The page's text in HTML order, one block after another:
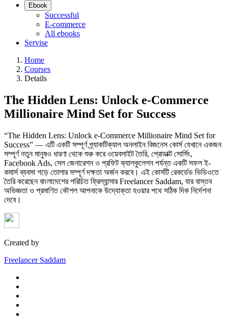
Ebook
Successful
E-commerce
All ebooks
Servise
Home
Courses
Details
The Hidden Lens: Unlock e-Commerce
Millionaire Mind Set for Success
“The Hidden Lens: Unlock e-Commerce Millionaire Mind Set for
Success” — এটি একটি সম্পূর্ণ প্র্যাকটিক্যাল অনলাইন বিজনেস কোর্স যেখানে একজন
সম্পূর্ণ নতুন মানুষও ধারণা থেকে শুরু করে ওয়েবসাইট তৈরি, প্রোডাক্ট সোর্সিং,
Facebook Ads, সেল জেনারেশন ও প্রফিট ক্যালকুলেশন পর্যন্ত একটি সফল ই-
কমার্স ব্যবসা গড়ে তোলার সম্পূর্ণ দক্ষতা অর্জন করবে। এই কোর্সটি রেকর্ডেড ভিডিওতে
তৈরি করেছেন বাংলাদেশের পরিচিত ফ্রিল্যান্সার Freelancer Saddam, যার বাস্তব
অভিজ্ঞতা ও প্রমাণিত কৌশল আপনাকে উদ্যোক্তা হওয়ার পথে সঠিক দিক নির্দেশনা
দেবে।
Created by
Freelancer Saddam